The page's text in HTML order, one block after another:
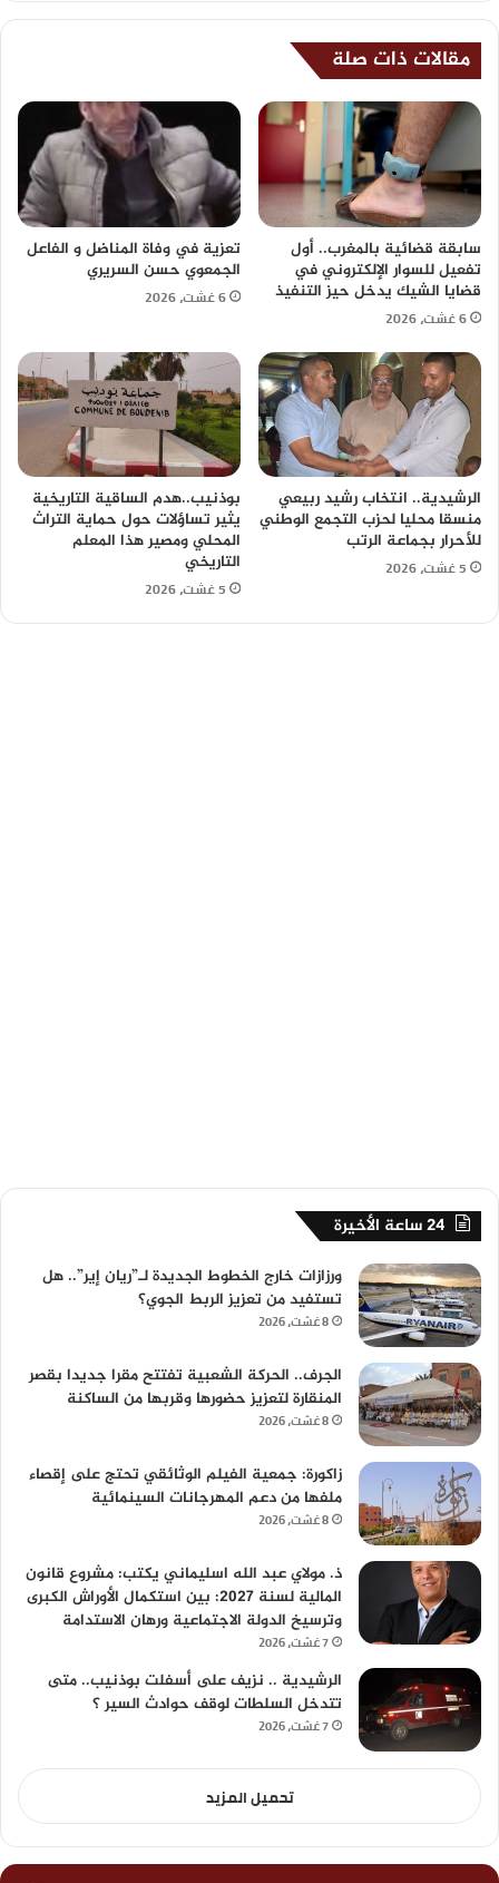
مقالات ذات صلة
سابقة قضائية بالمغرب.. أول
تفعيل للسوار الإلكتروني في
قضايا الشيك يدخل حيز التنفيذ
6 غشت، 2026
تعزية في وفاة المناضل و الفاعل
الجمعوي حسن السريري
6 غشت، 2026
الرشيدية.. انتخاب رشيد ربيعي
منسقا محليا لحزب التجمع الوطني
للأحرار بجماعة الرتب
5 غشت، 2026
بوذنيب..هدم الساقية التاريخية
يثير تساؤلات حول حماية التراث
المحلي ومصير هذا المعلم
التاريخي
5 غشت، 2026
24 ساعة الأخيرة
ورزازات خارج الخطوط الجديدة لـ”ريان إير”.. هل
تستفيد من تعزيز الربط الجوي؟
8 غشت، 2026
الجرف.. الحركة الشعبية تفتتح مقرا جديدا بقصر
المنقارة لتعزيز حضورها وقربها من الساكنة
8 غشت، 2026
زاكورة: جمعية الفيلم الوثائقي تحتج على إقصاء
ملفها من دعم المهرجانات السينمائية
8 غشت، 2026
ذ. مولاي عبد الله اسليماني يكتب: مشروع قانون
المالية لسنة 2027: بين استكمال الأوراش الكبرى
وترسيخ الدولة الاجتماعية ورهان الاستدامة
7 غشت، 2026
الرشيدية .. نزيف على أسفلت بوذنيب.. متى
تتدخل السلطات لوقف حوادث السير ؟
7 غشت، 2026
تحميل المزيد